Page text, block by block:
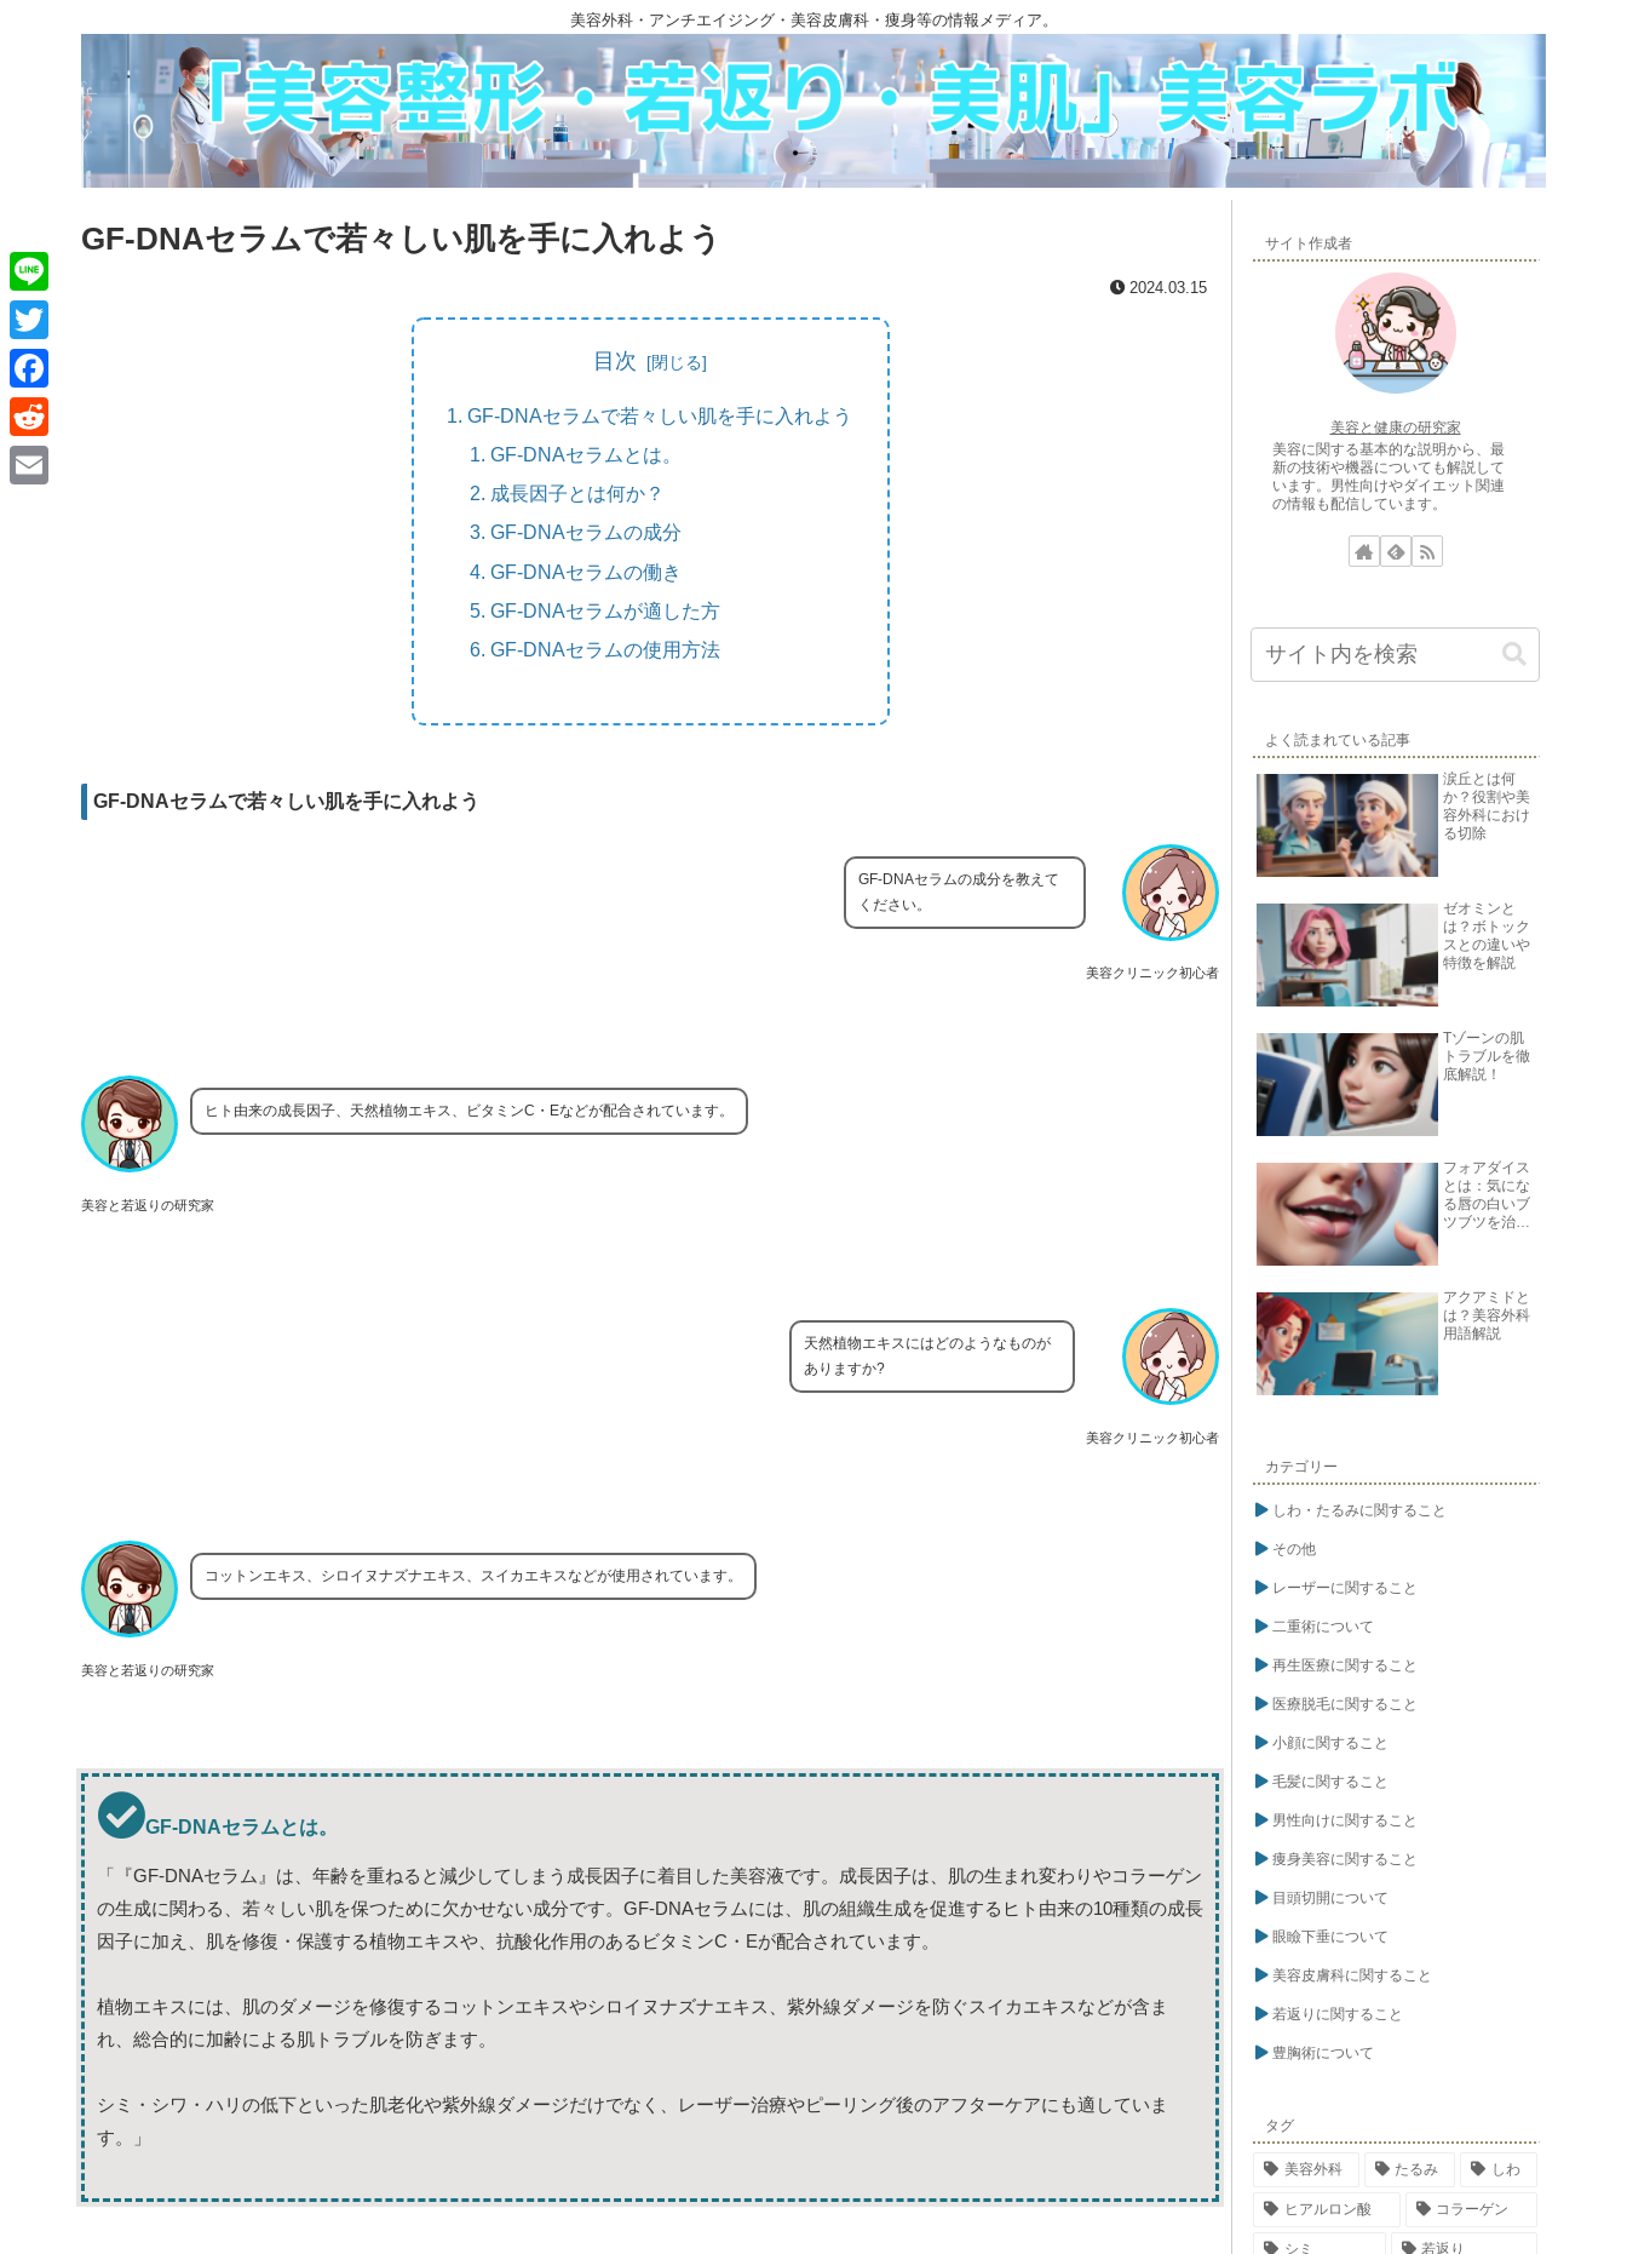
美容外科・アンチエイジング・美容皮膚科・痩身等の情報メディア。
GF-DNAセラムで若々しい肌を手に入れよう
2024.03.15
目次
GF-DNAセラムで若々しい肌を手に入れよう
GF-DNAセラムとは。
成長因子とは何か？
GF-DNAセラムの成分
GF-DNAセラムの働き
GF-DNAセラムが適した方
GF-DNAセラムの使用方法
GF-DNAセラムで若々しい肌を手に入れよう
美容クリニック初心者
GF-DNAセラムの成分を教えて
ください。
美容と若返りの研究家
ヒト由来の成長因子、天然植物エキス、ビタミンC・Eなどが配合されています。
美容クリニック初心者
天然植物エキスにはどのようなものが
ありますか?
美容と若返りの研究家
コットンエキス、シロイヌナズナエキス、スイカエキスなどが使用されています。
GF-DNAセラムとは。
「『GF-DNAセラム』は、年齢を重ねると減少してしまう成長因子に着目した美容液です。成長因子は、肌の生まれ変わりやコラーゲン
の生成に関わる、若々しい肌を保つために欠かせない成分です。GF-DNAセラムには、肌の組織生成を促進するヒト由来の10種類の成長
因子に加え、肌を修復・保護する植物エキスや、抗酸化作用のあるビタミンC・Eが配合されています。
植物エキスには、肌のダメージを修復するコットンエキスやシロイヌナズナエキス、紫外線ダメージを防ぐスイカエキスなどが含ま
れ、総合的に加齢による肌トラブルを防ぎます。
シミ・シワ・ハリの低下といった肌老化や紫外線ダメージだけでなく、レーザー治療やピーリング後のアフターケアにも適していま
す。」
サイト作成者
美容と健康の研究家
美容に関する基本的な説明から、最
新の技術や機器についても解説して
います。男性向けやダイエット関連
の情報も配信しています。
よく読まれている記事
涙丘とは何
か？役割や美
容外科におけ
る切除
ゼオミンと
は？ボトック
スとの違いや
特徴を解説
Tゾーンの肌
トラブルを徹
底解説！
フォアダイス
とは：気にな
る唇の白いブ
ツブツを治す
アクアミドと
は？美容外科
用語解説
カテゴリー
しわ・たるみに関すること
その他
レーザーに関すること
二重術について
再生医療に関すること
医療脱毛に関すること
小顔に関すること
毛髪に関すること
男性向けに関すること
痩身美容に関すること
目頭切開について
眼瞼下垂について
美容皮膚科に関すること
若返りに関すること
豊胸術について
タグ
美容外科 たるみ しわ
ヒアルロン酸 コラーゲン
シミ 若返り
L
i
n
e
T
w
i
t
F
a
c
R